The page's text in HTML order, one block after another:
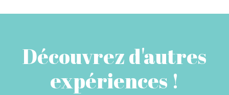
Découvrez d'autres
expériences !